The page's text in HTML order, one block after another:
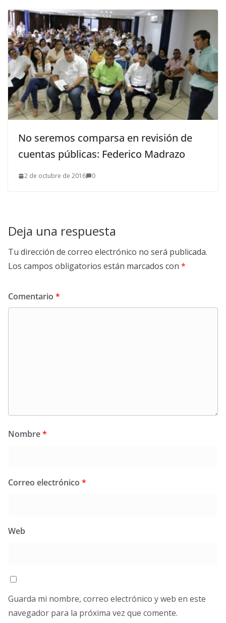
No seremos comparsa en revisión de
cuentas públicas: Federico Madrazo
2 de octubre de 2016 0
Deja una respuesta
Tu dirección de correo electrónico no será publicada.
Los campos obligatorios están marcados con *
Comentario *
Nombre*
Correo electrónico *
Web
Guarda mi nombre, correo electrónico y web en este
navegador para la próxima vez que comente.